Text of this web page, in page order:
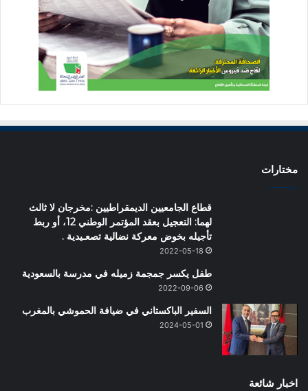
مختارات
قطاع الجامعيين الديمقراطيين :مخرجان لا ثالث
لهما: التعجيل بعقد المؤتمر الوطني 12، أو ربط
تأجيله بخوض معركة نضالية تصعـيدية .
2022-05-18
طفل يكسر جمجمة زميله في مدرسة بالسعودية
2022-09-06
السفير الباكستاني في ضيافة الحموشي بالمغرب
2024-05-01
اخبار شائعة